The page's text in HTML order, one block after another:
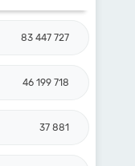
83 447 727
46 199 718
37 881